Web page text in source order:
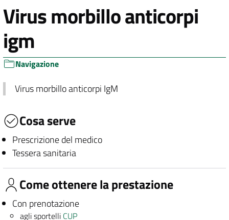
Virus morbillo anticorpi
igm
Navigazione
Virus morbillo anticorpi IgM
Cosa serve
Prescrizione del medico
Tessera sanitaria
Come ottenere la prestazione
Con prenotazione
agli sportelli CUP